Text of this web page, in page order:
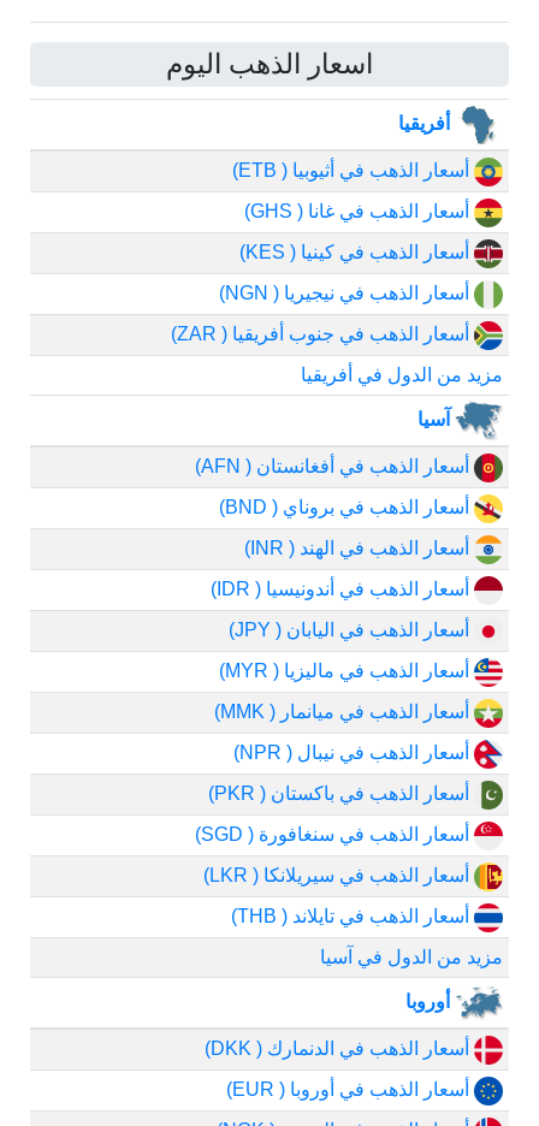
اسعار الذهب اليوم
أفريقيا
أسعار الذهب في أثيوبيا ( ETB)
أسعار الذهب في غانا ( GHS)
أسعار الذهب في كينيا ( KES)
أسعار الذهب في نيجيريا ( NGN)
أسعار الذهب في جنوب أفريقيا ( ZAR)
مزيد من الدول في أفريقيا
آسيا
أسعار الذهب في أفغانستان ( AFN)
أسعار الذهب في بروناي ( BND)
أسعار الذهب في الهند ( INR)
أسعار الذهب في أندونيسيا ( IDR)
أسعار الذهب في اليابان ( JPY)
أسعار الذهب في ماليزيا ( MYR)
أسعار الذهب في ميانمار ( MMK)
أسعار الذهب في نيبال ( NPR)
أسعار الذهب في باكستان ( PKR)
أسعار الذهب في سنغافورة ( SGD)
أسعار الذهب في سيريلانكا ( LKR)
أسعار الذهب في تايلاند ( THB)
مزيد من الدول في آسيا
أوروبا
أسعار الذهب في الدنمارك ( DKK)
أسعار الذهب في أوروبا ( EUR)